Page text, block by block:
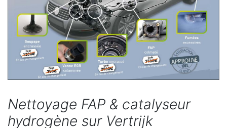
Nettoyage FAP & catalyseur
hydrogène sur Vertrijk